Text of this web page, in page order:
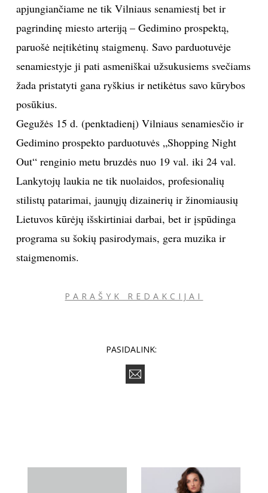
NAMAI
VIRTUVĖ
VAIKAI
NELAIMĖS
KONTAKTAI
NAUJIENLAIŠKĮ
apjungiančiame ne tik Vilniaus senamiestį bet ir
pagrindinę miesto arteriją – Gedimino prospektą,
paruošė neįtikėtinų staigmenų. Savo parduotuvėje
senamiestyje ji pati asmeniškai užsukusiems svečiams
žada pristatyti gana ryškius ir netikėtus savo kūrybos
posūkius.
Gegužės 15 d. (penktadienį) Vilniaus senamiesčio ir
Gedimino prospekto parduotuvės „Shopping Night
Out“ renginio metu bruzdės nuo 19 val. iki 24 val.
Lankytojų laukia ne tik nuolaidos, profesionalių
stilistų patarimai, jaunųjų dizainerių ir žinomiausių
Lietuvos kūrėjų išskirtiniai darbai, bet ir įspūdinga
programa su šokių pasirodymais, gera muzika ir
staigmenomis.
PARAŠYK REDAKCIJAI
PASIDALINK: